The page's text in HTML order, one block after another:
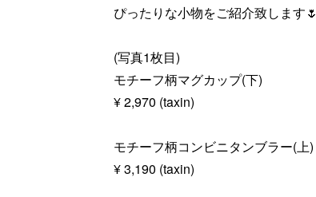
ぴったりな小物をご紹介致します🌷
(写真1枚目)
モチーフ柄マグカップ(下)
¥ 2,970 (taxin)
モチーフ柄コンビニタンブラー(上)
¥ 3,190 (taxin)